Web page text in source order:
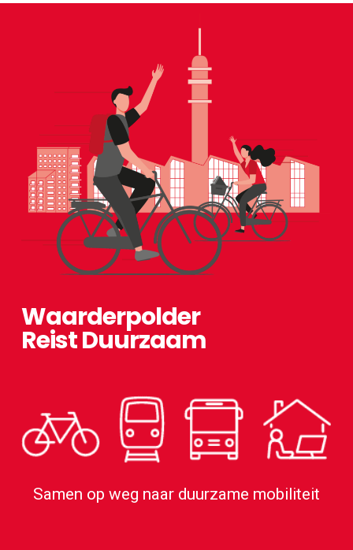
Waarderpolder
Reist Duurzaam
Samen op weg naar duurzame mobiliteit